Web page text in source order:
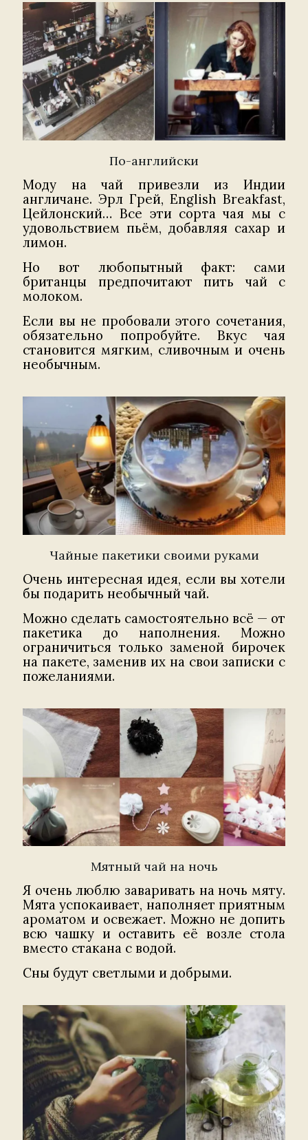
По-английски
Моду на чай привезли из Индии
англичане. Эрл Грей, English Breakfast,
Цейлонский… Все эти сорта чая мы с
удовольствием пьём, добавляя сахар и
лимон.
Но вот любопытный факт: сами
британцы предпочитают пить чай с
молоком.
Если вы не пробовали этого сочетания,
обязательно попробуйте. Вкус чая
становится мягким, сливочным и очень
необычным.
Чайные пакетики своими руками
Очень интересная идея, если вы хотели
бы подарить необычный чай.
Можно сделать самостоятельно всё — от
пакетика до наполнения. Можно
ограничиться только заменой бирочек
на пакете, заменив их на свои записки с
пожеланиями.
Мятный чай на ночь
Я очень люблю заваривать на ночь мяту.
Мята успокаивает, наполняет приятным
ароматом и освежает. Можно не допить
всю чашку и оставить её возле стола
вместо стакана с водой.
Сны будут светлыми и добрыми.